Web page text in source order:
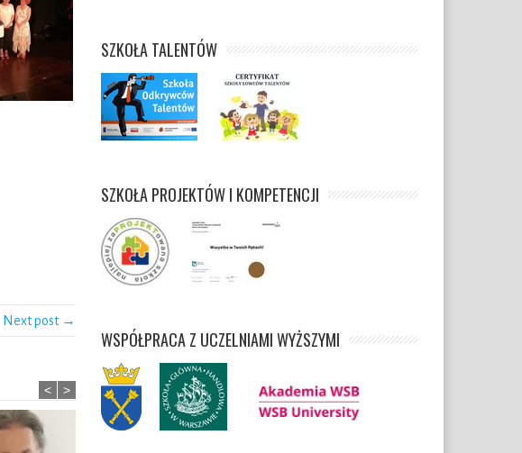
Next post →
< >
SZKOŁA TALENTÓW
SZKOŁA PROJEKTÓW I KOMPETENCJI
WSPÓŁPRACA Z UCZELNIAMI WYŻSZYMI